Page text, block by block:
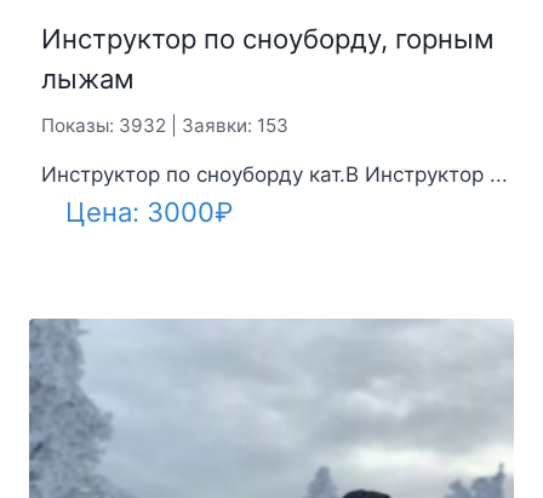
Инструктор по сноуборду, горным
лыжам
Показы: 3932 | Заявки: 153
Инструктор по сноуборду кат.B Инструктор ...
Цена: 3000₽